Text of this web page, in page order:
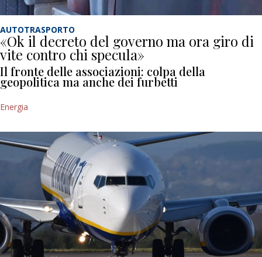
AUTOTRASPORTO
«Ok il decreto del governo ma ora giro di
vite contro chi specula»
Il fronte delle associazioni: colpa della
geopolitica ma anche dei furbetti
Energia